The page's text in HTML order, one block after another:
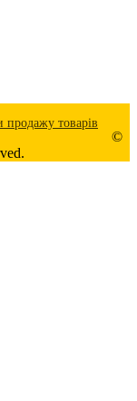
продажу товарів
©